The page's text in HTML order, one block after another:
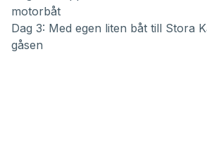
motorbåt
Dag 3: Med egen liten båt till Stora
gåsen